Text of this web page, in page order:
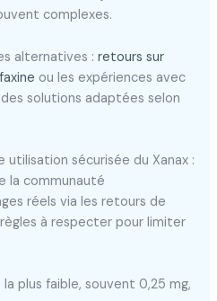
complexes.
alternatives :retours sur
ou les expériences avec
solutions adaptées selon
utilisation sécurisée du Xanax :
la communauté
réels via les retours de
à respecter pour limiter
plus faible, souvent 0,25 mg,